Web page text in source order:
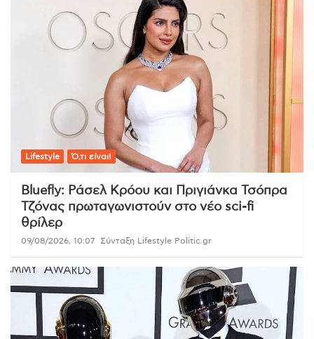
Lifestyle Ό,τι είναι!
Bluefly: Ράσελ Κρόου και Πριγιάνκα Τσόπρα
Τζόνας πρωταγωνιστούν στο νέο sci-fi
θρίλερ
09/08/2026, 10:07 Σύνταξη Lifestyle Politic.gr